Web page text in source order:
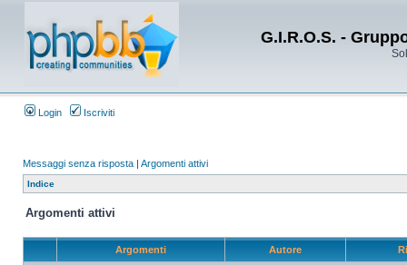
G.I.R.O.S. -
Login Iscriviti
Messaggi senza risposta | Argomenti attivi
Indice
Argomenti attivi
Argomenti Autore